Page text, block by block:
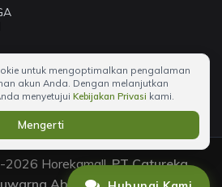
Horekamall,PT Catureka
Abadi.
untuk mengoptimalkan pengalaman
akun Anda. Dengan melanjutkan
menyetujui Kebijakan Privasi kami.
Mengerti